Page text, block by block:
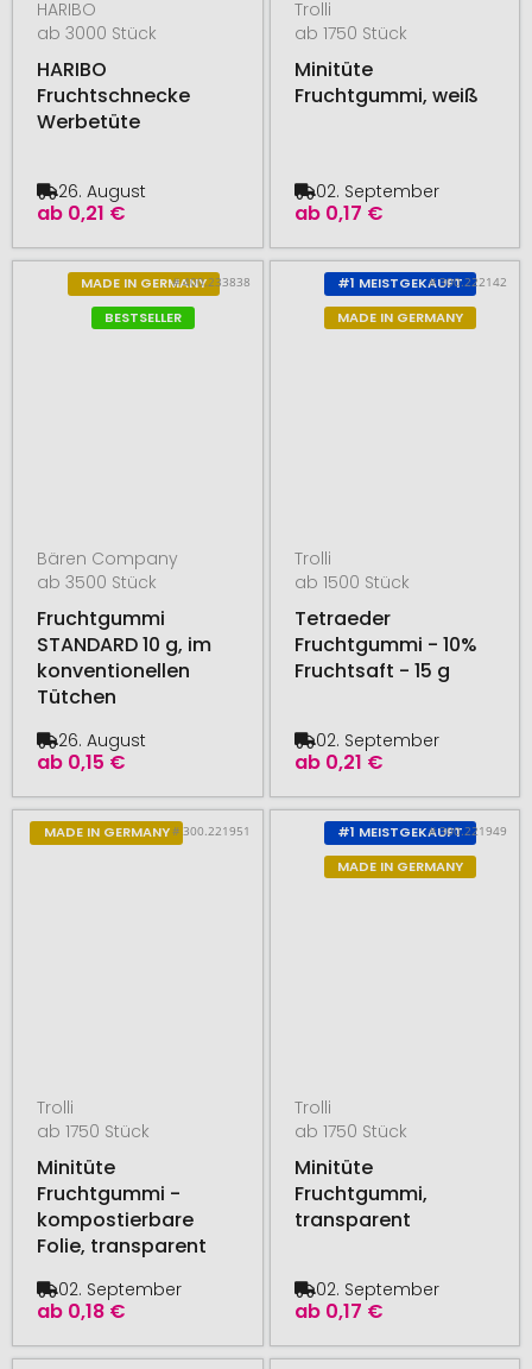
HARIBO
ab 3000 Stück
HARIBO
Fruchtschnecke
Werbetüte
ab 0,21 €
26. August
Trolli
ab 1750 Stück
Minitüte
Fruchtgummi, weiß
ab 0,17 €
02. September
MADE IN GERMANY
BESTSELLER
# 400.233838
Bären Company
ab 3500 Stück
Fruchtgummi
STANDARD 10 g, im
konventionellen
Tütchen
ab 0,15 €
26. August
#1 MEISTGEKAUFT
MADE IN GERMANY
# 300.222142
Trolli
ab 1500 Stück
Tetraeder
Fruchtgummi - 10%
Fruchtsaft - 15 g
ab 0,21 €
02. September
MADE IN GERMANY# 300.221951
Trolli
ab 1750 Stück
Minitüte
Fruchtgummi -
kompostierbare
Folie, transparent
ab 0,18 €
02. September
#1 MEISTGEKAUFT
MADE IN GERMANY
# 300.221949
Trolli
ab 1750 Stück
Minitüte
Fruchtgummi,
transparent
ab 0,17 €
02. September